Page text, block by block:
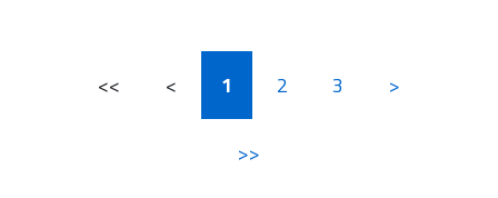
<< < 1 2 3 >
>>